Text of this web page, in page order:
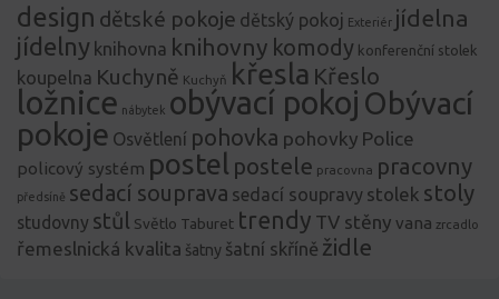
design dětské pokoje dětský pokoj Exteriér jídelna
jídelny knihovna knihovny komody konferenční stolek
koupelna Kuchyně Kuchyň křesla Křeslo
ložnice nábytek obývací pokoj Obývací
pokoje Osvětlení pohovka pohovky Police
policový systém postel postele pracovna pracovny
předsíně sedací souprava sedací soupravy stolek stoly
studovny stůl Světlo Taburet trendy TV stěny vana zrcadlo
řemeslnická kvalita šatny šatní skříně židle